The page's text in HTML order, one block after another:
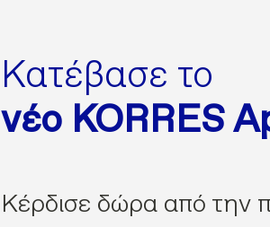
Κατέβασε το
νέο KORRES
Κέρδισε δώρα από την